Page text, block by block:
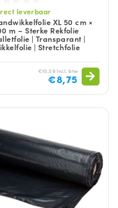
leverbaar
XL 50 cm ×
m – Sterke Rekfolie
| Transparant |
| Stretchfolie
€10,59 Incl. btw
€8,75